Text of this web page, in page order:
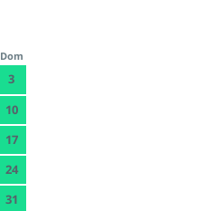
Dom
3
10
17
24
31